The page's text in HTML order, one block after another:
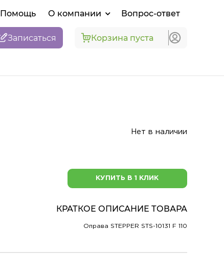
Помощь О компании Вопрос-ответ
Записаться Корзина пуста
Нет в наличии
КУПИТЬ В 1 КЛИК
КРАТКОЕ ОПИСАНИЕ ТОВАРА
Оправа STEPPER STS-10131 F 110